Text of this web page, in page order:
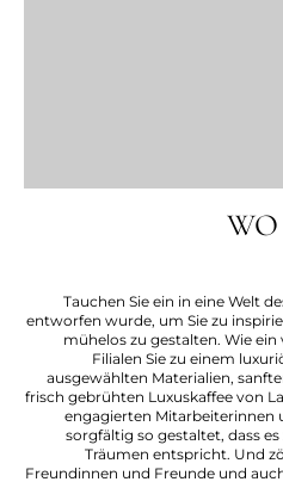
Tauchen Sie ein in eine Welt
entworfen wurde, um Sie zu
mühelos zu gestalten. Wie
Filialen Sie zu einem
ausgewählten Materialien,
frisch gebrühten Luxuskaffee von
engagierten Mitarbeiterinnen
sorgfältig so gestaltet, dass
Träumen entspricht. Und
Freundinnen und Freunde und